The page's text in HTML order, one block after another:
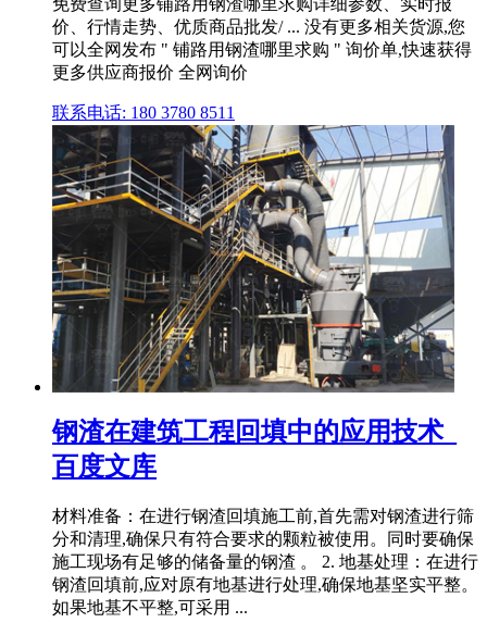
免费查询更多铺路用钢渣哪里求购详细参数、实时报
价、行情走势、优质商品批发/ ... 没有更多相关货源,您
可以全网发布 " 铺路用钢渣哪里求购 " 询价单,快速获得
更多供应商报价 全网询价
联系电话: 180 3780 8511
钢渣在建筑工程回填中的应用技术_
百度文库
材料准备：在进行钢渣回填施工前,首先需对钢渣进行筛
分和清理,确保只有符合要求的颗粒被使用。同时要确保
施工现场有足够的储备量的钢渣 。 2. 地基处理：在进行
钢渣回填前,应对原有地基进行处理,确保地基坚实平整。
如果地基不平整,可采用 ...